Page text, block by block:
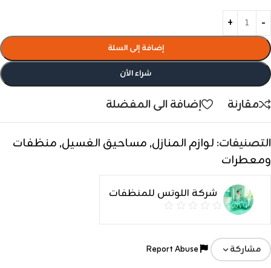
إضافة إلى السلة
شراء الأن
مقارنة إضافة الى المفضلة
التصنيفات: لوازم المنازل, مساحيق الغسيل, منظفات
ومعطرات
شركة اللوتس للمنظفات
مشاركة